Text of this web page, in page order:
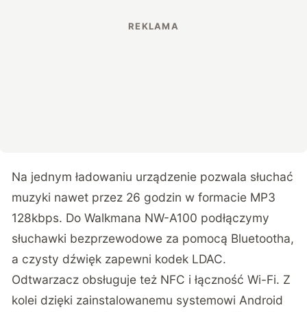
Na jednym ładowaniu urządzenie pozwala słuchać
muzyki nawet przez 26 godzin w formacie MP3
128kbps. Do Walkmana NW-A100 podłączymy
słuchawki bezprzewodowe za pomocą Bluetootha,
a czysty dźwięk zapewni kodek LDAC.
Odtwarzacz obsługuje też NFC i łączność Wi-Fi. Z
kolei dzięki zainstalowanemu systemowi Android